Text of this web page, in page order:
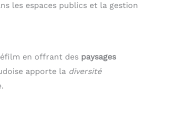
les espaces publics et la gestion
en offrant des paysages
apporte la diversité